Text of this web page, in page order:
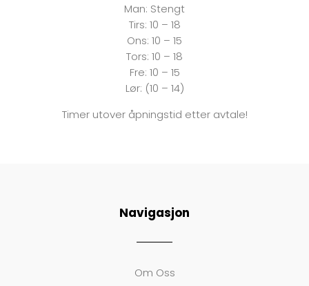
Man: Stengt
Tirs: 10 – 18
Ons: 10 – 15
Tors: 10 – 18
Fre: 10 – 15
Lør: (10 – 14)
Timer utover åpningstid etter avtale!
Navigasjon
Om Oss